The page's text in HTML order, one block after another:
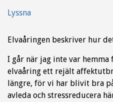
Lyssna
Elvaåringen beskriver hur
I går när jag inte var hemma
elvaåring ett rejält
längre, för vi har blivit bra
avleda och stressreducera